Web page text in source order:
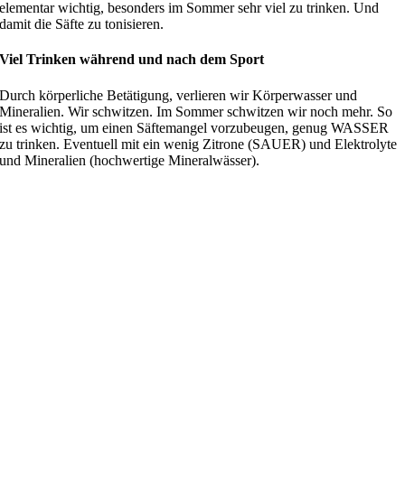
elementar wichtig, besonders im Sommer sehr viel zu trinken. Und
damit die Säfte zu tonisieren.
Viel Trinken während und nach dem Sport
Durch körperliche Betätigung, verlieren wir Körperwasser und
Mineralien. Wir schwitzen. Im Sommer schwitzen wir noch mehr. So
ist es wichtig, um einen Säftemangel vorzubeugen, genug WASSER
zu trinken. Eventuell mit ein wenig Zitrone (SAUER) und Elektrolyte
und Mineralien (hochwertige Mineralwässer).